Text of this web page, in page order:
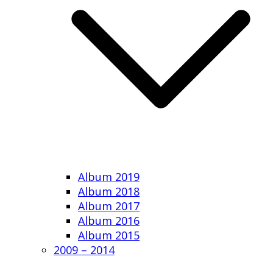
Album 2019
Album 2018
Album 2017
Album 2016
Album 2015
2009 – 2014